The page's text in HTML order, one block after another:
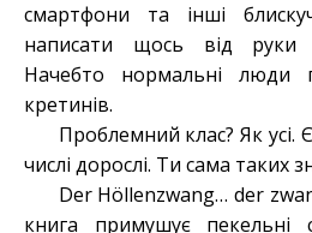
смартфони та інші
написати щось від руки
Начебто нормальні люди
кретинів.
Проблемний клас? Як усі.
числі дорослі. Ти сама таких
Der Höllenzwang… der
книга примушує пекельні